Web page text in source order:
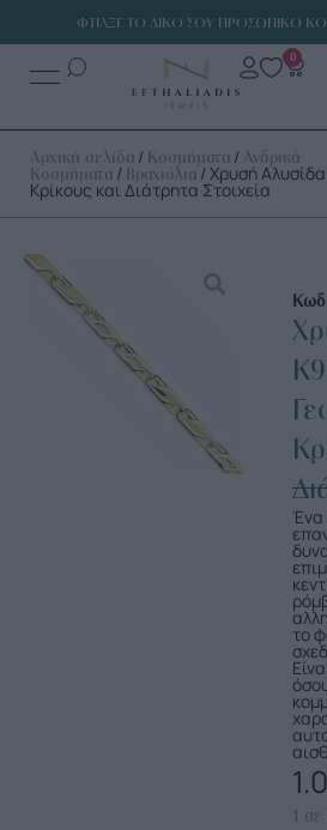
ΦΤΙΑΞΕ ΤΟ ΔΙΚΟ ΣΟΥ ΠΡΟΣΩΠΙΚΟ
0
Αρχική σελίδα / Κοσμήματα / Ανδρικά
Κοσμήματα / Βραχιόλια / Χρυσή
Κρίκους και Διάτρητα Στοιχεία
Ένα
το
1